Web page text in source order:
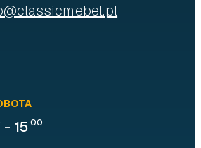
- 15 00